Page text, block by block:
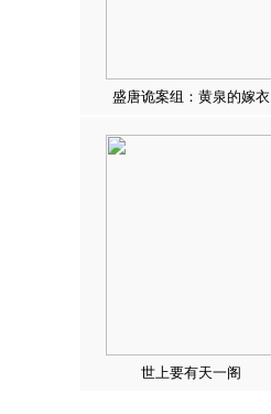
盛唐诡案组：黄泉的嫁衣
世上要有天一阁